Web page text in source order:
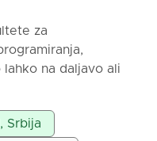
za
na daljavo ali
Srbija